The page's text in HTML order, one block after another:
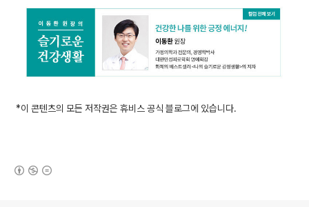
*이 콘텐츠의 모든 저작권은 휴비스 공식 블로그에 있습니다.